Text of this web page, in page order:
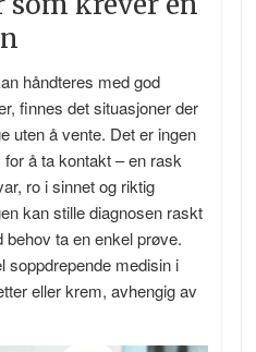
håndteres med god
finnes det situasjoner der
uten å vente. Det er ingen
å ta kontakt – en rask
ro i sinnet og riktig
kan stille diagnosen raskt
ta en enkel prøve.
soppdrepende medisin i
eller krem, avhengig av